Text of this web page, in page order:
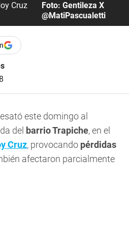
Cruz
Foto: Gentileza X
@MatiPascualetti
este domingo al
del barrio Trapiche, en el
Cruz, provocando pérdidas
afectaron parcialmente